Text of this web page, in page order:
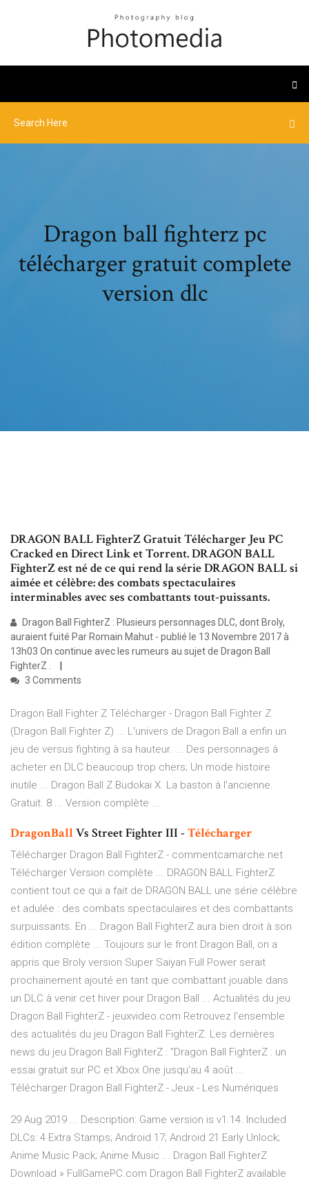
Dragon ball fighterz pc
télécharger gratuit complete
version dlc
DRAGON BALL FighterZ Gratuit Télécharger Jeu PC
Cracked en Direct Link et Torrent. DRAGON BALL
FighterZ est né de ce qui rend la série DRAGON BALL si
aimée et célèbre: des combats spectaculaires
interminables avec ses combattants tout-puissants.
Dragon Ball FighterZ : Plusieurs personnages DLC, dont Broly,
auraient fuité Par Romain Mahut - publié le 13 Novembre 2017 à
13h03 On continue avec les rumeurs au sujet de Dragon Ball
FighterZ .
3 Comments
Dragon Ball Fighter Z Télécharger - Dragon Ball Fighter Z
(Dragon Ball Fighter Z) ... L'univers de Dragon Ball a enfin un
jeu de versus fighting à sa hauteur. ... Des personnages à
acheter en DLC beaucoup trop chers; Un mode histoire
inutile ... Dragon Ball Z Budokai X. La baston à l'ancienne.
Gratuit. 8 ... Version complète ...
DragonBallVs Street Fighter III - Télécharger
Télécharger Dragon Ball FighterZ - commentcamarche.net
Télécharger Version complète ... DRAGON BALL FighterZ
contient tout ce qui a fait de DRAGON BALL une série célèbre
et adulée : des combats spectaculaires et des combattants
surpuissants. En ... Dragon Ball FighterZ aura bien droit à son
édition complète ... Toujours sur le front Dragon Ball, on a
appris que Broly version Super Saiyan Full Power serait
prochainement ajouté en tant que combattant jouable dans
un DLC à venir cet hiver pour Dragon Ball ... Actualités du jeu
Dragon Ball FighterZ - jeuxvideo.com Retrouvez l'ensemble
des actualités du jeu Dragon Ball FighterZ. Les dernières
news du jeu Dragon Ball FighterZ : "Dragon Ball FighterZ : un
essai gratuit sur PC et Xbox One jusqu'au 4 août ...
Télécharger Dragon Ball FighterZ - Jeux - Les Numériques
29 Aug 2019 ... Description: Game version is v1.14. Included
DLCs: 4 Extra Stamps; Android 17; Android 21 Early Unlock;
Anime Music Pack; Anime Music ... Dragon Ball FighterZ
Download » FullGamePC.com Dragon Ball FighterZ available